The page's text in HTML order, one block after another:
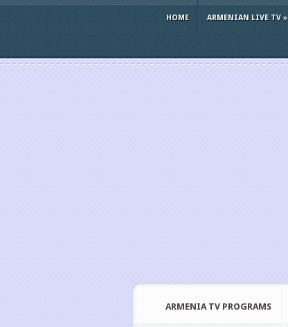
HOME ARMENIAN LIVE TV»
ARMENIA TV PROGRAMS